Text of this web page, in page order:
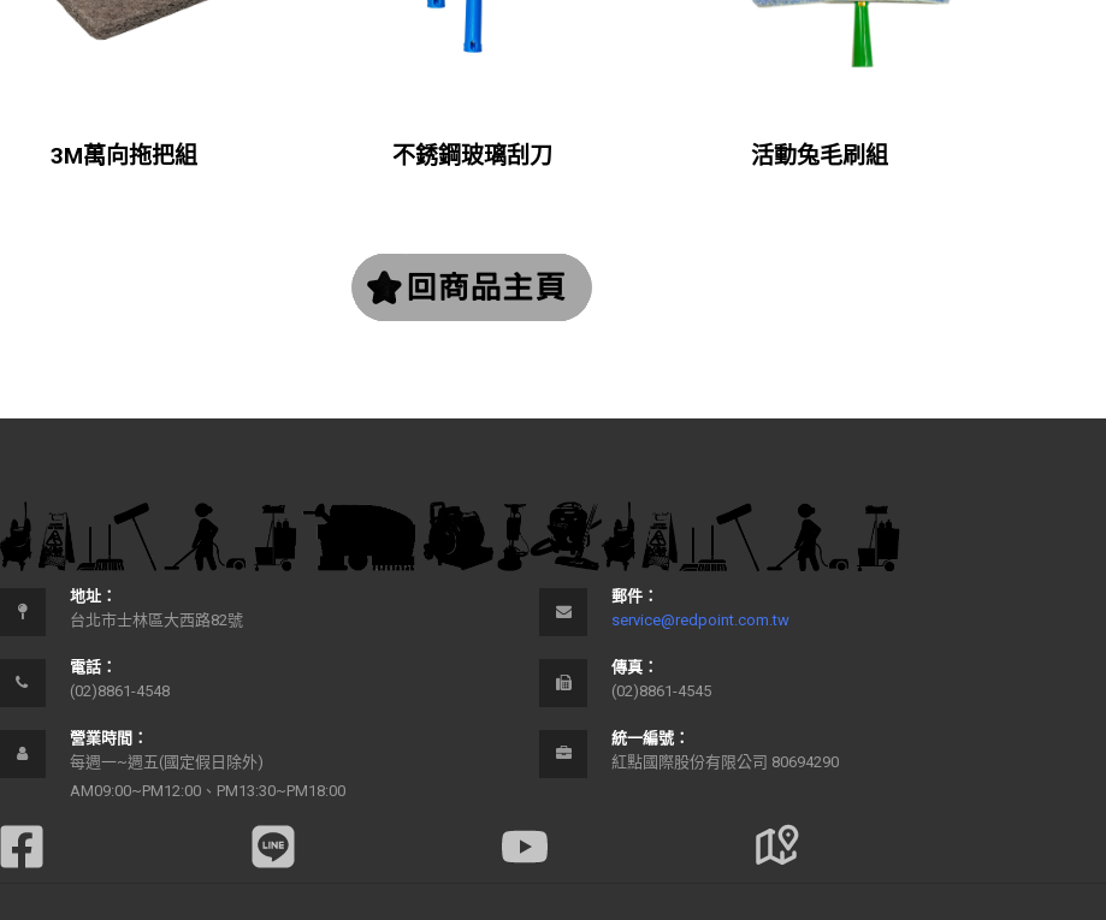
3M萬向拖把組 不銹鋼玻璃刮刀 活動兔毛刷組
地址：
台北市士林區大西路82號
電話：
(02)8861-4548
營業時間：
每週一~週五(國定假日除外)
AM09:00~PM12:00、PM13:30~PM18:00
郵件：
service@redpoint.com.tw
傳真：
(02)8861-4545
統一編號：
紅點國際股份有限公司 80694290